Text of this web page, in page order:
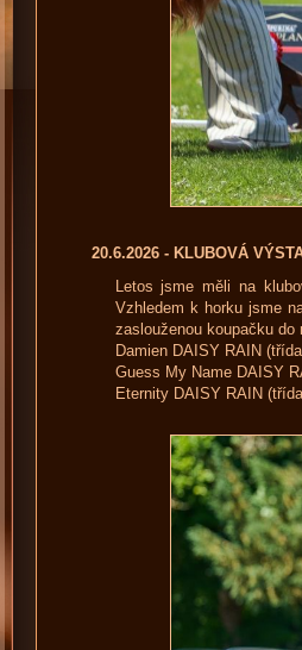
20.6.2026 - KLUBOVÁ
Letos jsme měli na
Vzhledem k horku jsme
zaslouženou koupačku do
Damien DAISY RAIN
Guess My Name DAISY
Eternity DAISY RAIN